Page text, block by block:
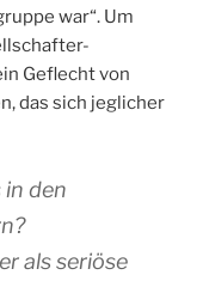
war“. Um
Geflecht von
das sich jeglicher
den
als seriöse